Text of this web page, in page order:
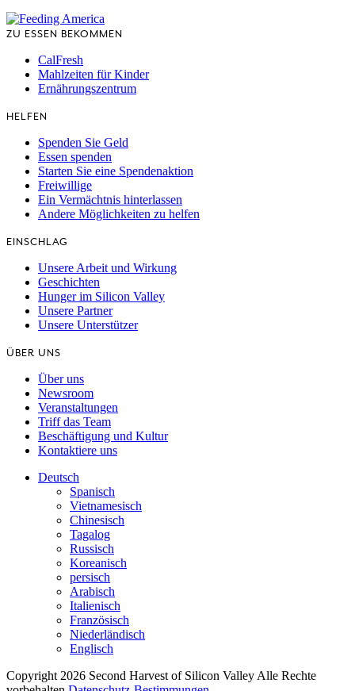
ZU ESSEN BEKOMMEN
CalFresh
Mahlzeiten für Kinder
Ernährungszentrum
HELFEN
Spenden Sie Geld
Essen spenden
Starten Sie eine Spendenaktion
Freiwillige
Ein Vermächtnis hinterlassen
Andere Möglichkeiten zu helfen
EINSCHLAG
Unsere Arbeit und Wirkung
Geschichten
Hunger im Silicon Valley
Unsere Partner
Unsere Unterstützer
ÜBER UNS
Über uns
Newsroom
Veranstaltungen
Triff das Team
Beschäftigung und Kultur
Kontaktiere uns
Deutsch
Spanisch
Vietnamesisch
Chinesisch
Tagalog
Russisch
Koreanisch
persisch
Arabisch
Italienisch
Französisch
Niederländisch
Englisch
Copyright 2026 Second Harvest of Silicon Valley Alle Rechte